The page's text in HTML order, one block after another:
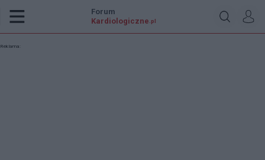
Forum
Kardiologiczne .pl
Reklama: